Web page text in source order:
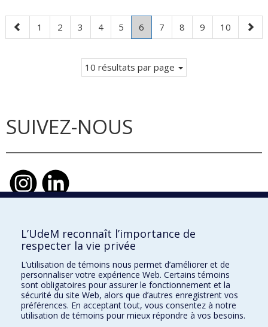
Page
précédente
Page
1 Page
2 Page
3 Page
4 Page
5 Page
6
Page
courante.
Page
7 Page
8 Page
9 Page
10
Page
10 résultats par page
SUIVEZ-NOUS
École d'urbanisme et d'architecture de
paysage
École d'architecture
École de design
L’UdeM reconnaît l’importance de
respecter la vie privée
L’utilisation de témoins nous permet d’améliorer et de
personnaliser votre expérience Web. Certains témoins
sont obligatoires pour assurer le fonctionnement et la
sécurité du site Web, alors que d’autres enregistrent vos
préférences. En acceptant tout, vous consentez à notre
utilisation de témoins pour mieux répondre à vos besoins.